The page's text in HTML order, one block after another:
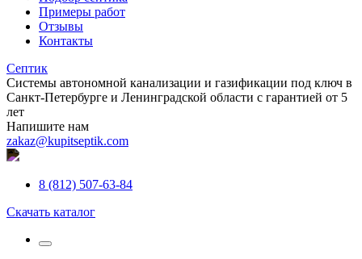
Примеры работ
Отзывы
Контакты
Септик
Системы автономной канализации и газификации под ключ в
Санкт-Петербурге и Ленинградской области с гарантией от 5
лет
Напишите нам
zakaz@kupitseptik.com
8 (812) 507-63-84
Скачать каталог